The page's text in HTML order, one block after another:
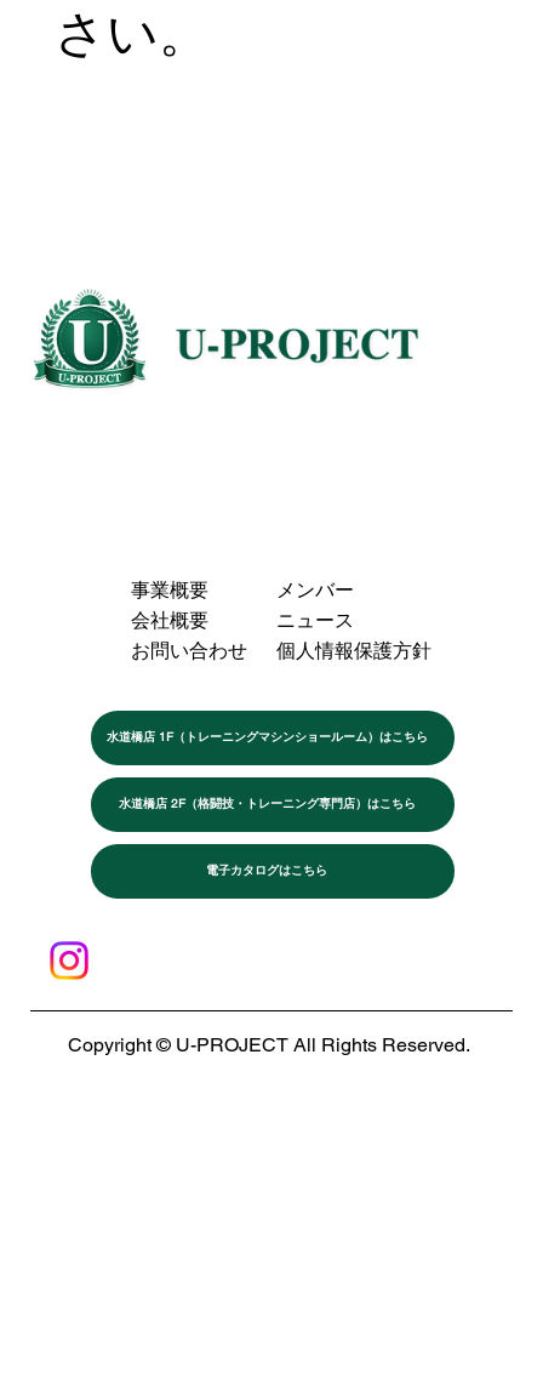
さい。
水道橋店 1F（トレーニングマシンショールーム）はこちら
水道橋店 2F（格闘技・トレーニング専門店）はこちら
電子カタログはこちら
事業概要
メンバー
会社概要
ニュース
お問い合わせ
個人情報保護方針
Copyright © U-PROJECT All Rights Reserved.